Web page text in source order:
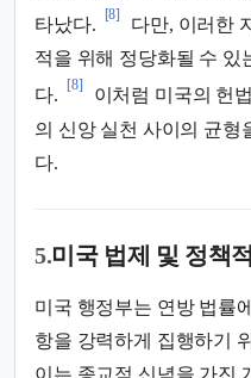
타났다.
[8]
다만, 이러한
적을 위해 정당화될 수 있
다.
[8]
이처럼 미국의 헌
의 신앙 실천 사이의 균형
다.
5.미국 법제 및 정책
미국 행정부는 연방 법률
항을 강력하게 집행하기
이는 종교적 신념을 가진